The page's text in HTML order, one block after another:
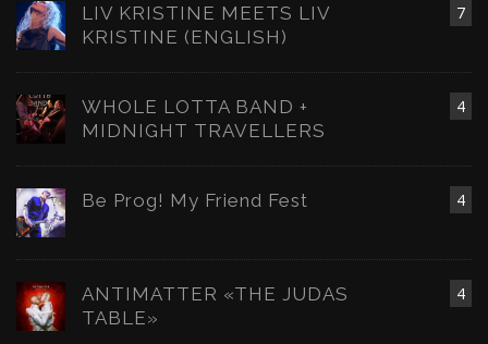
7
LIV KRISTINE MEETS LIV
KRISTINE (ENGLISH)
4
WHOLE LOTTA BAND +
MIDNIGHT TRAVELLERS
4
Be Prog! My Friend Fest
4
ANTIMATTER «THE JUDAS
TABLE»